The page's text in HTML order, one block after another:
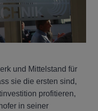
und Mittelstand für
sie die ersten sind,
profitieren,
in seiner